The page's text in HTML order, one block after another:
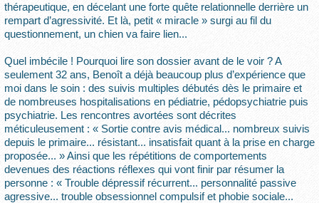
thérapeutique, en décelant une forte quête relationnelle derrière un
rempart d’agressivité. Et là, petit « miracle » surgi au fil du
questionnement, un chien va faire lien...
Quel imbécile ! Pourquoi lire son dossier avant de le voir ? A
seulement 32 ans, Benoît a déjà beaucoup plus d’expérience que
moi dans le soin : des suivis multiples débutés dès le primaire et
de nombreuses hospitalisations en pédiatrie, pédopsychiatrie puis
psychiatrie. Les rencontres avortées sont décrites
méticuleusement : « Sortie contre avis médical... nombreux suivis
depuis le primaire... résistant... insatisfait quant à la prise en charge
proposée... » Ainsi que les répétitions de comportements
devenues des réactions réflexes qui vont finir par résumer la
personne : « Trouble dépressif récurrent... personnalité passive
agressive... trouble obsessionnel compulsif et phobie sociale...